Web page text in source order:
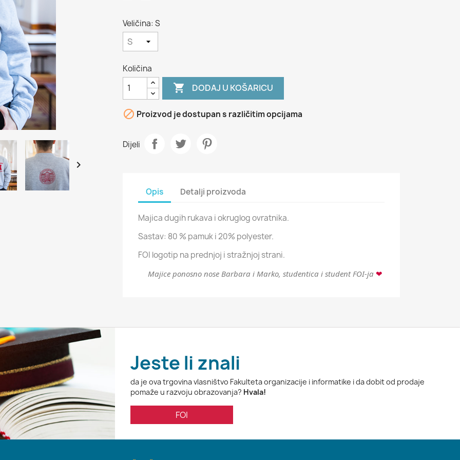

Veličina: S
Količina
 DODAJ U KOŠARICU
 Proizvod je dostupan s različitim opcijama
Dijeli
Opis Detalji proizvoda
Majica dugih rukava i okruglog ovratnika.
Sastav: 80 % pamuk i 20% polyester.
FOI logotip na prednjoj i stražnjoj strani.
Majice ponosno nose Barbara i Marko, studentica i student FOI-ja ❤
Jeste li znali
da je ova trgovina vlasništvo Fakulteta organizacije i informatike i da dobit od prodaje
pomaže u razvoju obrazovanja? Hvala!
FOI